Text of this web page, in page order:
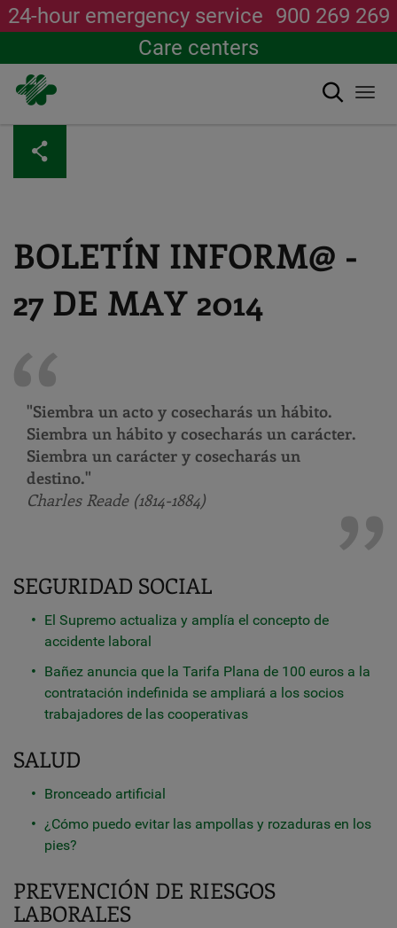
content
24-hour emergency service 900 269 269
Care centers
Search
BOLETÍN INFORM@ -
27 DE MAY 2014
"Siembra un acto y cosecharás un hábito.
Siembra un hábito y cosecharás un carácter.
Siembra un carácter y cosecharás un
destino."
Charles Reade (1814-1884)
SEGURIDAD SOCIAL
El Supremo actualiza y amplía el concepto de
accidente laboral
Bañez anuncia que la Tarifa Plana de 100 euros a la
contratación indefinida se ampliará a los socios
trabajadores de las cooperativas
SALUD
Bronceado artificial
¿Cómo puedo evitar las ampollas y rozaduras en los
pies?
PREVENCIÓN DE RIESGOS
LABORALES